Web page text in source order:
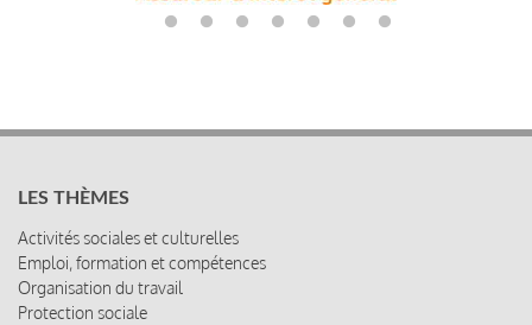
LES THÈMES
Activités sociales et culturelles
Emploi, formation et compétences
Organisation du travail
Protection sociale